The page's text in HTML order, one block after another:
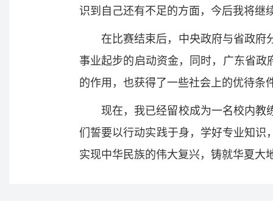
识到自己还有不足的方面，今后我将继
在比赛结束后，中央政府与省政府
事业起步的启动资金，同时，广东省政
的作用，也获得了一些社会上的优待条
现在，我已经留校成为一名校内教
们誓要以行动实践于身，学好专业知识
实现中华民族的伟大复兴，铸就华夏大